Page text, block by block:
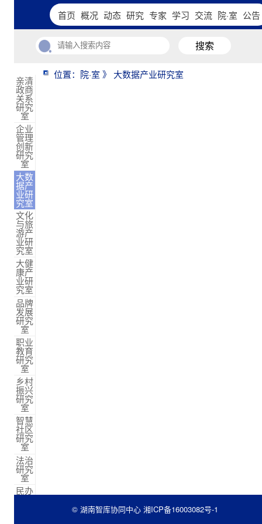
首页 概况 动态 研究 专家 学习 交流 院·室 公告
搜索
亲清
政商
关系
研究
室
企业
管理
创新
研究
室
大数
据产
业研
究室
文化
与旅
游产
业研
究室
大健
康产
业研
究室
品牌
发展
研究
室
职业
教育
研究
室
乡村
振兴
研究
室
智慧
社区
研究
室
法治
研究
室
民办
位置：院·室 》 大数据产业研究室
© 湖南智库协同中心 湘ICP备16003082号-1